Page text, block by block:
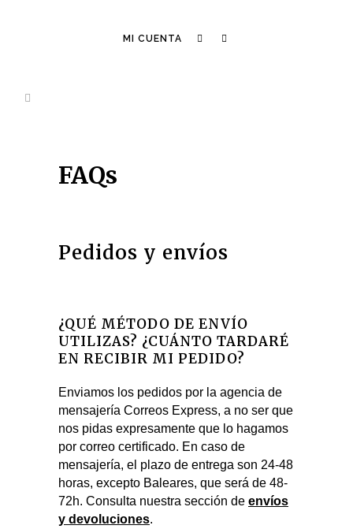
MI CUENTA
FAQs
Pedidos y envíos
¿QUÉ MÉTODO DE ENVÍO
UTILIZAS? ¿CUÁNTO TARDARÉ
EN RECIBIR MI PEDIDO?
Enviamos los pedidos por la agencia de
mensajería Correos Express, a no ser que
nos pidas expresamente que lo hagamos
por correo certificado. En caso de
mensajería, el plazo de entrega son 24-48
horas, excepto Baleares, que será de 48-
72h. Consulta nuestra sección de envíos
y devoluciones.